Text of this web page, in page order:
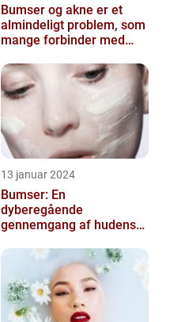
Bumser og akne er et
almindeligt problem, som
mange forbinder med
13 januar 2024
Bumser: En
dyberegående
gennemgang af hudens